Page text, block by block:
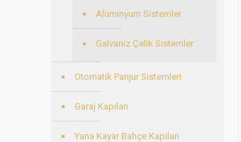
Alüminyum Sistemler
Galvaniz Çelik Sistemler
Otomatik Panjur Sistemleri
Garaj Kapıları
Yana Kayar Bahçe Kapıları